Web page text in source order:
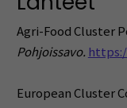
Agri-Food Cluster
Pohjoissavo.
European Cluster